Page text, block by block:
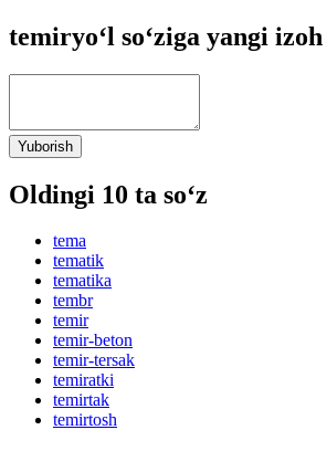
temiryo‘l so‘ziga yangi izoh
Yuborish
Oldingi 10 ta so‘z
tema
tematik
tematika
tembr
temir
temir-beton
temir-tersak
temiratki
temirtak
temirtosh